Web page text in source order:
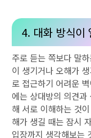
4. 대화 방식이
주로 듣는 쪽보다 말
이 생기거나 오해가
로 접근하기 어려운
에는 상대방의 의견
해 서로 이해하는 것
해가 생길 때는 잠시
입장까지 생각해보는